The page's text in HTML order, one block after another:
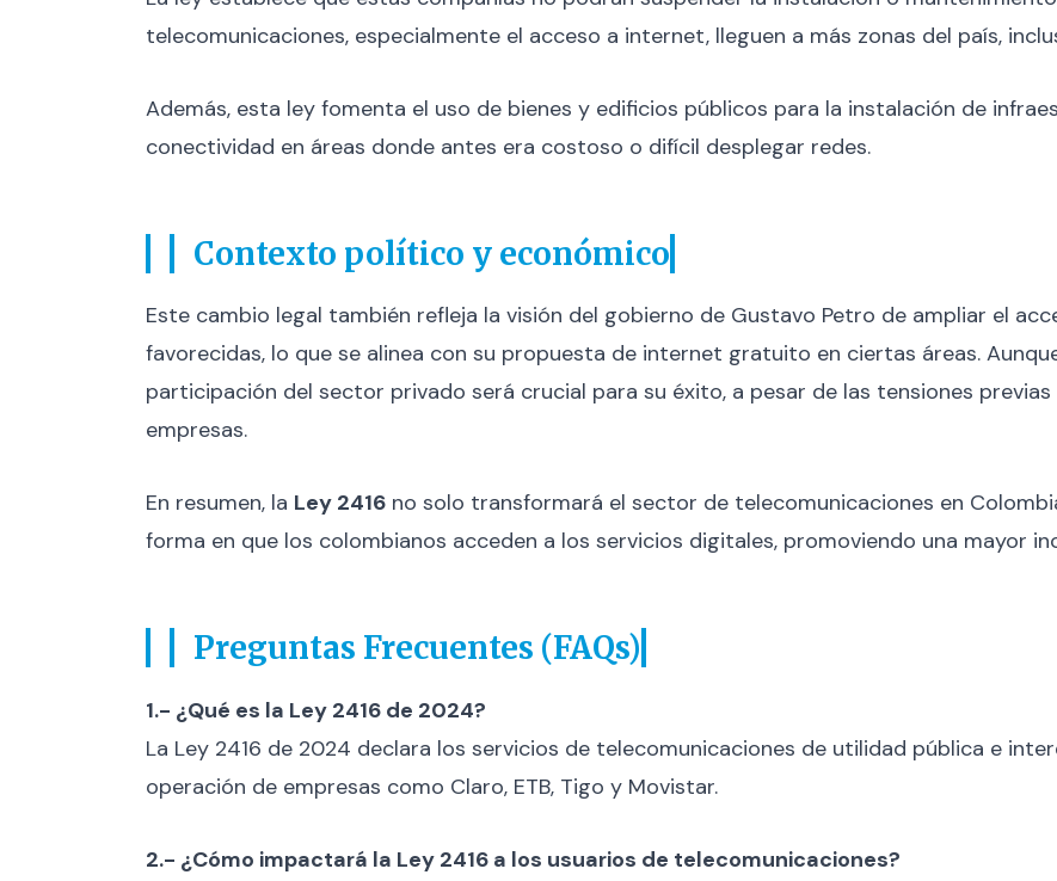
telecomunicaciones, especialmente el acceso a internet, lleguen a más zonas del país,
Además, esta ley fomenta el uso de bienes y edificios públicos para la instalación de
conectividad en áreas donde antes era costoso o difícil desplegar redes.
Contexto político y económico
Este cambio legal también refleja la visión del gobierno de Gustavo Petro de ampliar el
favorecidas, lo que se alinea con su propuesta de internet gratuito en ciertas áreas.
participación del sector privado será crucial para su éxito, a pesar de las tensiones
empresas.
En resumen, la Ley 2416 no solo transformará el sector de telecomunicaciones en
forma en que los colombianos acceden a los servicios digitales, promoviendo una mayor
Preguntas Frecuentes (FAQs)
1.- ¿Qué es la Ley 2416 de 2024?
La Ley 2416 de 2024 declara los servicios de telecomunicaciones de utilidad pública e
operación de empresas como Claro, ETB, Tigo y Movistar.
2.- ¿Cómo impactará la Ley 2416 a los usuarios de telecomunicaciones?